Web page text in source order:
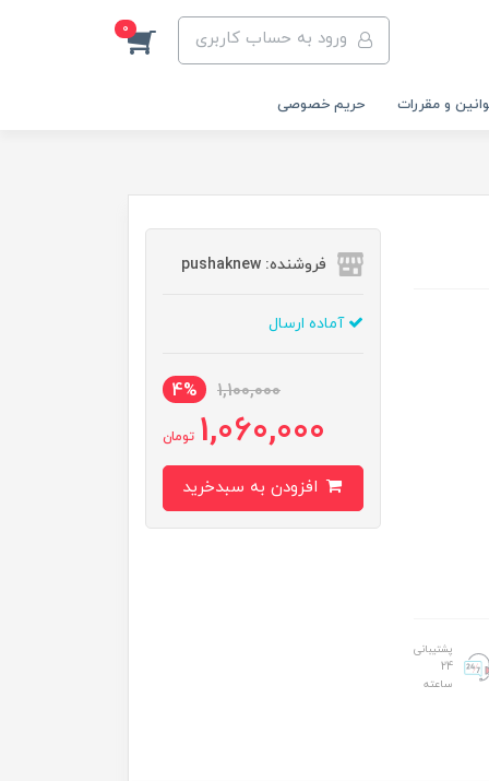
ورود به حساب کاربری 0
و مقررات حریم خصوصی
پشتیبانی
24
ساعته
فروشنده: pushaknew
آماده ارسال
1,100,000
4%
1,060,000 تومان